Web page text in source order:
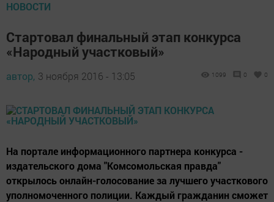
НОВОСТИ
Стартовал финальный этап конкурса
«Народный участковый»
автор, 3 ноября 2016 - 13:05 1099 0 0
На портале информационного партнера конкурса -
издательского дома "Комсомольская правда"
открылось онлайн-голосование за лучшего участкового
уполномоченного полиции. Каждый гражданин сможет